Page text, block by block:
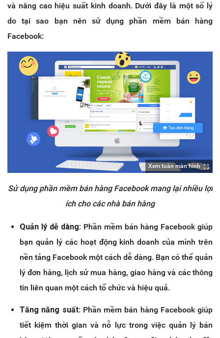
và nâng cao hiệu suất kinh doanh. Dưới đây là một số lý
do tại sao bạn nên sử dụng phần mềm bán hàng
Facebook:
Xem toàn màn hình
Sử dụng phần mềm bán hàng Facebook mang lại nhiều lợi
ích cho các nhà bán hàng
Quản lý dễ dàng: Phần mềm bán hàng Facebook giúp
bạn quản lý các hoạt động kinh doanh của mình trên
nền tảng Facebook một cách dễ dàng. Bạn có thể quản
lý đơn hàng, lịch sử mua hàng, giao hàng và các thông
tin liên quan một cách tổ chức và hiệu quả.
Tăng năng suất: Phần mềm bán hàng Facebook giúp
tiết kiệm thời gian và nỗ lực trong việc quản lý bán